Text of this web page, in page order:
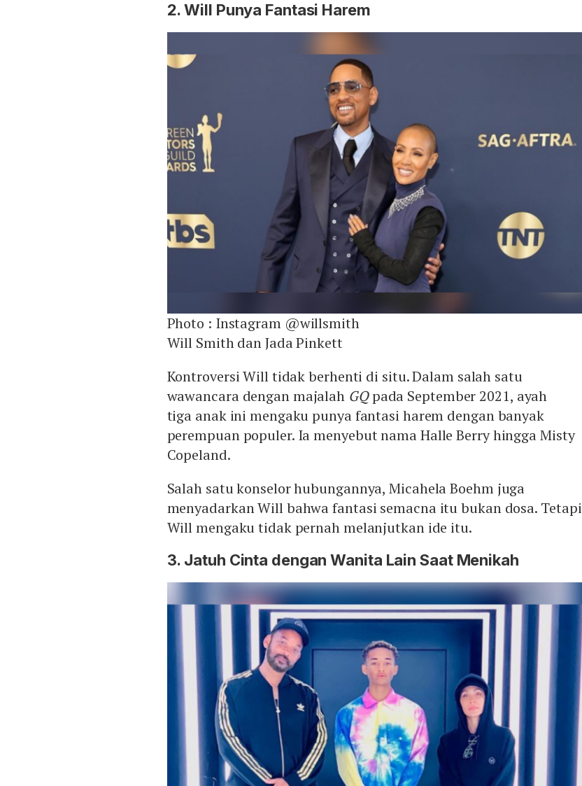
2. Will Punya Fantasi Harem
Photo : Instagram @willsmith
Will Smith dan Jada Pinkett
Kontroversi Will tidak berhenti di situ. Dalam salah satu
wawancara dengan majalah GQpada September 2021, ayah
tiga anak ini mengaku punya fantasi harem dengan banyak
perempuan populer. Ia menyebut nama Halle Berry hingga Misty
Copeland.
Salah satu konselor hubungannya, Micahela Boehm juga
menyadarkan Will bahwa fantasi semacna itu bukan dosa. Tetapi
Will mengaku tidak pernah melanjutkan ide itu.
3. Jatuh Cinta dengan Wanita Lain Saat Menikah